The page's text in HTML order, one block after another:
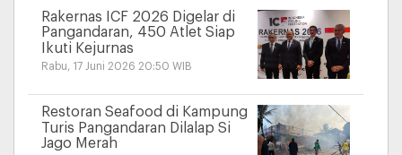
Rakernas ICF 2026 Digelar di
Pangandaran, 450 Atlet Siap
Ikuti Kejurnas
Rabu, 17 Juni 2026 20:50 WIB
Restoran Seafood di Kampung
Turis Pangandaran Dilalap Si
Jago Merah